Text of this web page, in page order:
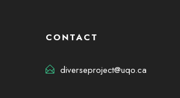
CONTACT
diverseproject@uqo.ca